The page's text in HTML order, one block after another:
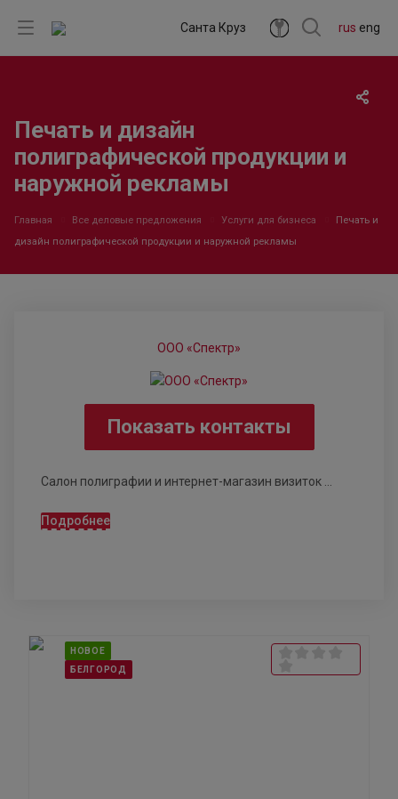
rus eng
Санта Круз
Печать и дизайн
полиграфической продукции и
наружной рекламы
Главная Все деловые предложения Услуги для бизнеса
Печать и
дизайн полиграфической продукции и наружной рекламы
ООО «Спектр»
Показать контакты
Cалон полиграфии и интернет-магазин визиток ...
Подробнее
НОВОЕ
БЕЛГОРОД